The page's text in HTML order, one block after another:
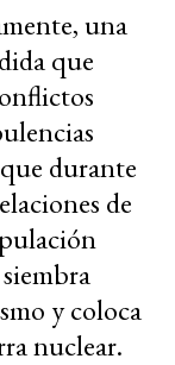
una
que
durante
de
y coloca
nuclear.